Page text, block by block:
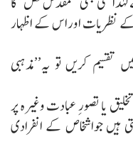
نظریات اوراس کے اظہار
کریں تو یہ’’مذہبی
یا تصورِ عبادت وغیرہ پر
ہیں جواشخاص کے انفرادی